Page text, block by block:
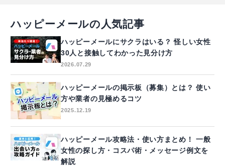
ハッピーメールの人気記事
ハッピーメールにサクラはいる？ 怪しい女性
30人と接触してわかった見分け方
2026.07.29
ハッピーメールの掲示板（募集）とは？ 使い
方や業者の見極めるコツ
2025.12.19
ハッピーメール攻略法・使い方まとめ！ 一般
女性の探し方・コスパ術・メッセージ例文を
解説